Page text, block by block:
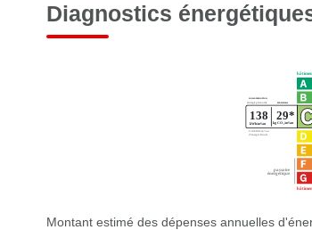
Diagnostics
Montant estimé des dépenses annuelles